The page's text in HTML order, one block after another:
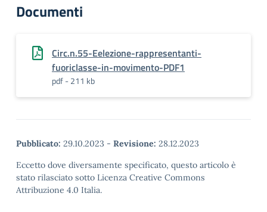
Documenti
Circ.n.55-Eelezione-rappresentanti-
fuoriclasse-in-movimento-PDF1
pdf - 211 kb
Pubblicato: 29.10.2023 - Revisione: 28.12.2023
Eccetto dove diversamente specificato, questo articolo è
stato rilasciato sotto Licenza Creative Commons
Attribuzione 4.0 Italia.